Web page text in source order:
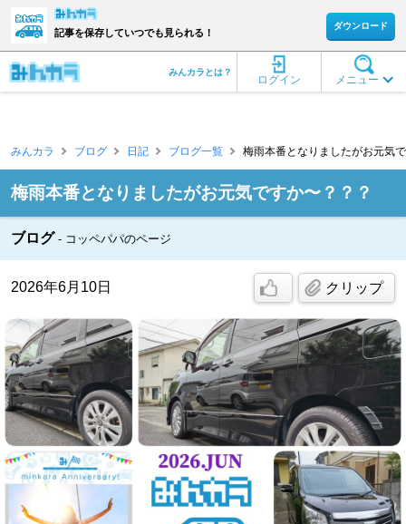
記事を保存していつでも見られる！
ダウンロード
メニュー
ログイン
みんカラとは？
みんカラ ブログ 日記 ブログ一覧 梅雨本番となりましたがお元気
梅雨本番となりましたがお元気ですか〜？？？
ブログ コッペパパのページ
2026年6月10日 クリップ